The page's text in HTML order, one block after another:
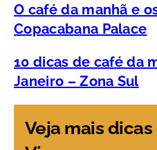
O café da manhã e
Copacabana Palace
10 dicas de café da
Janeiro – Zona Sul
Veja mais